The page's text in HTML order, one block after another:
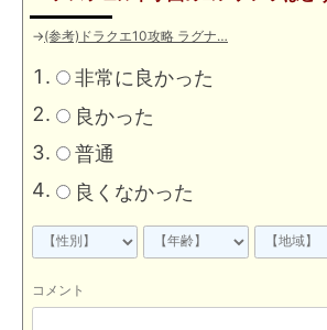
→(参考)ドラクエ10攻略 ラグナ…
非常に良かった
良かった
普通
良くなかった
コメント